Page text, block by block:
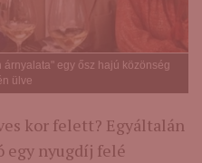
árnyalata" egy ősz hajú közönség
ülve
kor felett? Egyáltalán
egy nyugdíj felé